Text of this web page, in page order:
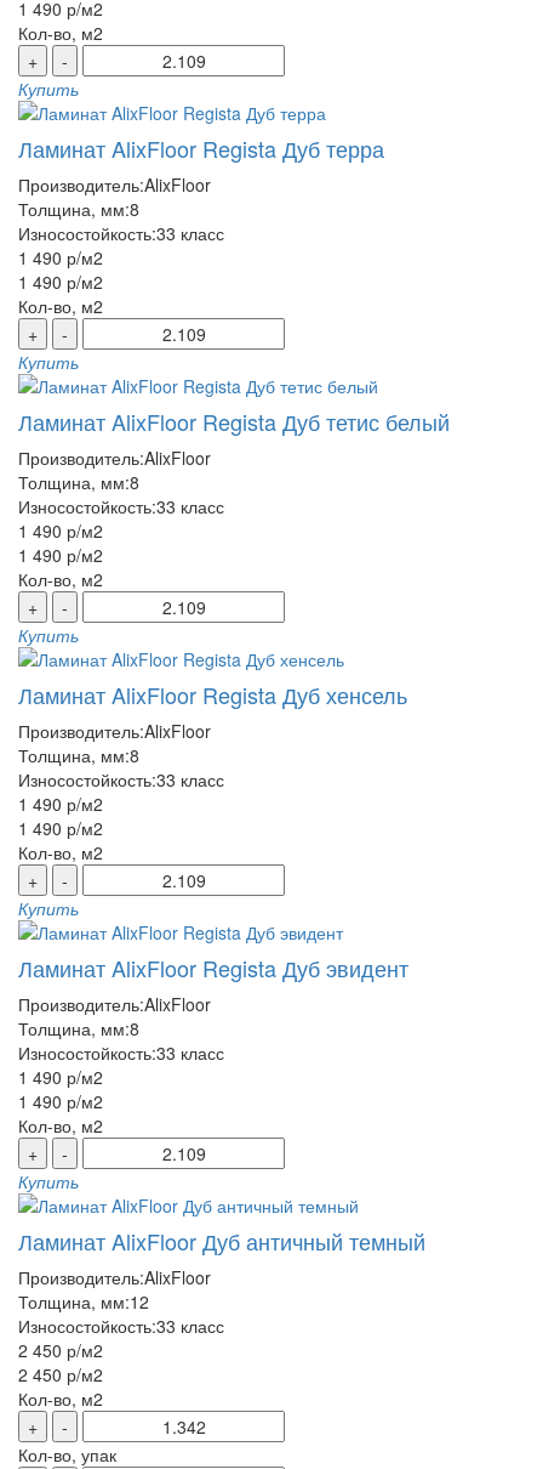
1 490 р/м2
Кол-во, м2
+
-
Купить
Ламинат AlixFloor Regista Дуб терра
Производитель:AlixFloor
Толщина, мм:8
Износостойкость:33 класс
1 490 р/м2
1 490 р/м2
Кол-во, м2
+
-
Купить
Ламинат AlixFloor Regista Дуб тетис белый
Производитель:AlixFloor
Толщина, мм:8
Износостойкость:33 класс
1 490 р/м2
1 490 р/м2
Кол-во, м2
+
-
Купить
Ламинат AlixFloor Regista Дуб хенсель
Производитель:AlixFloor
Толщина, мм:8
Износостойкость:33 класс
1 490 р/м2
1 490 р/м2
Кол-во, м2
+
-
Купить
Ламинат AlixFloor Regista Дуб эвидент
Производитель:AlixFloor
Толщина, мм:8
Износостойкость:33 класс
1 490 р/м2
1 490 р/м2
Кол-во, м2
+
-
Купить
Ламинат AlixFloor Дуб античный темный
Производитель:AlixFloor
Толщина, мм:12
Износостойкость:33 класс
2 450 р/м2
2 450 р/м2
Кол-во, м2
+
-
Кол-во, упак